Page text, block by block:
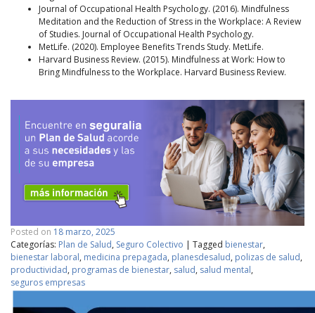
Journal of Occupational Health Psychology. (2016). Mindfulness
Meditation and the Reduction of Stress in the Workplace: A Review
of Studies. Journal of Occupational Health Psychology.
MetLife. (2020). Employee Benefits Trends Study. MetLife.
Harvard Business Review. (2015). Mindfulness at Work: How to
Bring Mindfulness to the Workplace. Harvard Business Review.
Posted on 18 marzo, 2025
Categorías: Plan de Salud, Seguro Colectivo | Tagged bienestar,
bienestar laboral, medicina prepagada, planesdesalud, polizas de salud,
productividad, programas de bienestar, salud, salud mental,
seguros empresas